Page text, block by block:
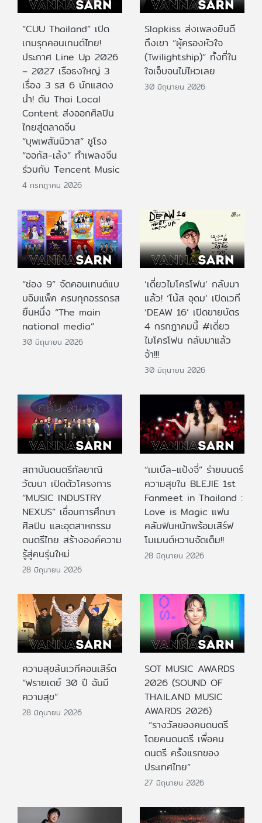
“CUU Thailand” เปิด
เกมรุกคอนเทนต์ไทย!
ประกาศ Line Up 2026
– 2027 เรือธงใหญ่ 3
เรื่อง 3 รส 6 นักแสดง
นำ! ดัน Thai Local
Content ส่งออกศิลปิน
ไทยสู่ตลาดจีน
“บุพเพสันนิวาส” ชูโรง
“ออกัส-เล้ง” ทำเพลงจีน
ร่วมกับ Tencent Music
4 กรกฎาคม 2026
Slapkiss ส่งเพลงยินดี
ถึงเขา “ผู้ครองหัวใจ
(Twilightship)” ทั้งที่ใน
ใจเจ็บจนไม่ไหวเลย
30 มิถุนายน 2026
“ช่อง 9” จัดคอนเทนต์แบ
บอิมแพ็ค ครบทุกอรรถรส
ยืนหนึ่ง “The main
national media”
30 มิถุนายน 2026
‘เดี่ยวไมโครโฟน’ กลับมา
แล้ว! ‘โน้ส อุดม’ เปิดเวที
‘DEAW 16’ เปิดขายบัตร
4 กรกฎาคมนี้ #เดี่ยว
ไมโครโฟน กลับมาแล้ว
จ้า!!!
30 มิถุนายน 2026
สถาบันดนตรีกัลยาณิ
วัฒนา เปิดตัวโครงการ
“MUSIC INDUSTRY
NEXUS” เชื่อมการศึกษา
ศิลปิน และอุตสาหกรรม
ดนตรีไทย สร้างองค์ความ
รู้สู่คนรุ่นใหม่
28 มิถุนายน 2026
“เมเบิ้ล–แป้งจี่” ร่ายมนตร์
ความสุขใน BLEJIE 1st
Fanmeet in Thailand :
Love is Magic แฟน
คลับฟินหนักพร้อมเสิร์ฟ
โมเมนต์หวานจัดเต็ม!!
28 มิถุนายน 2026
ความสุขล้นเวทีคอนเสิร์ต
“ฟรายเดย์ 30 ปี ฉันมี
ความสุข”
28 มิถุนายน 2026
SOT MUSIC AWARDS
2026 (SOUND OF
THAILAND MUSIC
AWARDS 2026)
“รางวัลของคนดนตรี
โดยคนดนตรี เพื่อคน
ดนตรี ครั้งแรกของ
ประเทศไทย”
27 มิถุนายน 2026